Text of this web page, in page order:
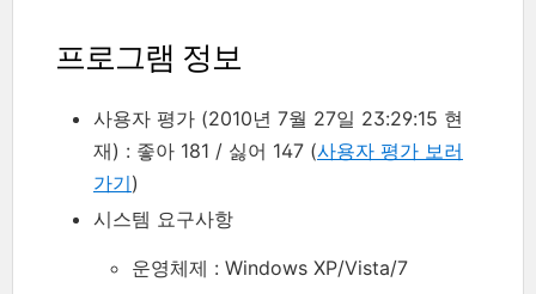
프로그램 정보
사용자 평가 (2010년 7월 27일 23:29:15 현
재) : 좋아 181 / 싫어 147 (사용자 평가 보러
가기)
시스템 요구사항
운영체제 : Windows XP/Vista/7